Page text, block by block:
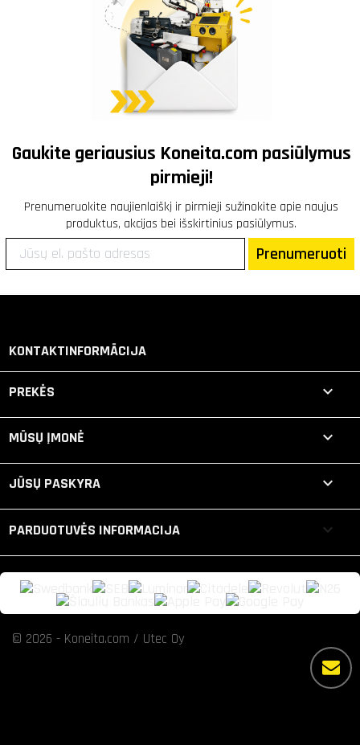
Gaukite geriausius Koneita.com pasiūlymus
pirmieji!
Prenumeruokite naujienlaiškį ir pirmieji sužinokite apie naujus
produktus, akcijas bei išskirtinius pasiūlymus.
Prenumeruoti
KONTAKTINFORMĀCIJA
PREKĖS 
MŪSŲ ĮMONĖ 
JŪSŲ PASKYRA 
PARDUOTUVĖS INFORMACIJA keyboard_arrow_down
© 2026 - Koneita.com / Utec Oy